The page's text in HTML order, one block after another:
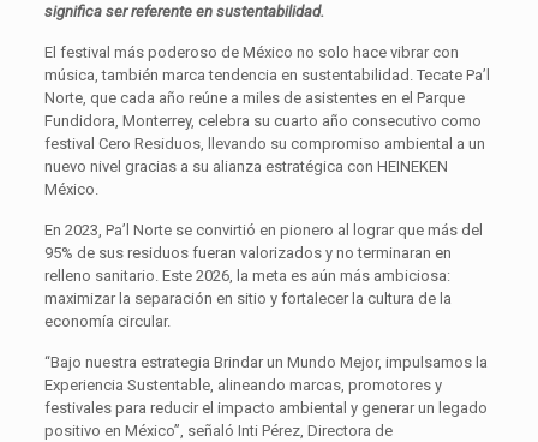
significa ser referente en sustentabilidad.
El festival más poderoso de México no solo hace vibrar con
música, también marca tendencia en sustentabilidad. Tecate Pa’l
Norte, que cada año reúne a miles de asistentes en el Parque
Fundidora, Monterrey, celebra su cuarto año consecutivo como
festival Cero Residuos, llevando su compromiso ambiental a un
nuevo nivel gracias a su alianza estratégica con HEINEKEN
México.
En 2023, Pa’l Norte se convirtió en pionero al lograr que más del
95% de sus residuos fueran valorizados y no terminaran en
relleno sanitario. Este 2026, la meta es aún más ambiciosa:
maximizar la separación en sitio y fortalecer la cultura de la
economía circular.
“Bajo nuestra estrategia Brindar un Mundo Mejor, impulsamos la
Experiencia Sustentable, alineando marcas, promotores y
festivales para reducir el impacto ambiental y generar un legado
positivo en México”, señaló Inti Pérez, Directora de